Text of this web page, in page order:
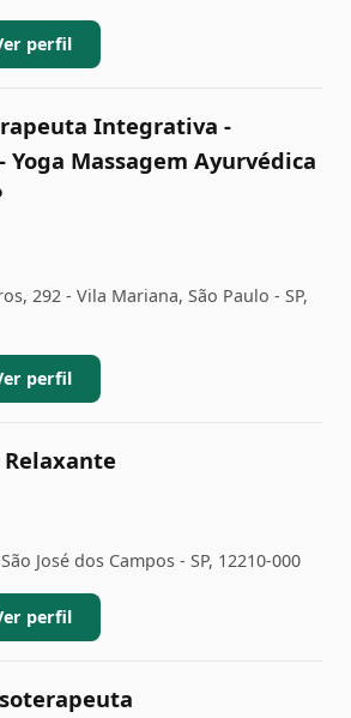
perfil
Integrativa -
Massagem Ayurvédica
292 - Vila Mariana, São Paulo - SP,
perfil
Relaxante
José dos Campos - SP, 12210-000
perfil